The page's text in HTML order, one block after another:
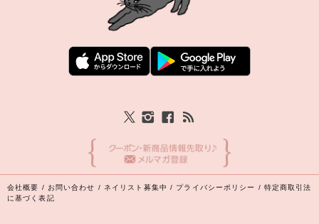
会社概要 / お問い合わせ / ネイリスト募集中 / プライバシーポリシー / 特定商取引法
に基づく表記